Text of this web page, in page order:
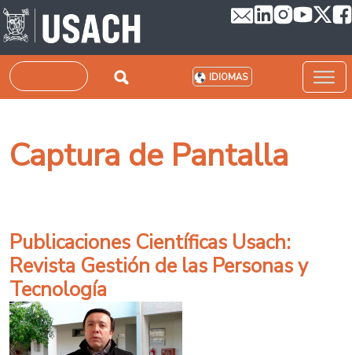
Pasar al contenido principal
Buscar IDIOMAS
Captura de Pantalla
Publicaciones Científicas Usach:
Revista Gestión de las Personas y
Tecnología